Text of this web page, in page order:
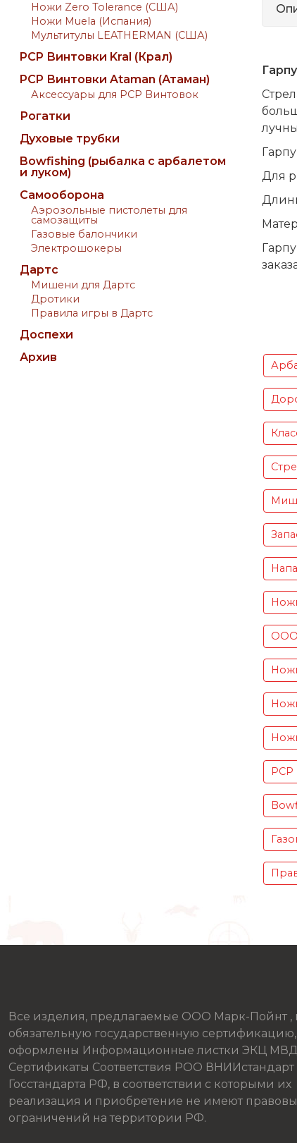
Ножи Zero Tolerance (США)
Ножи Muela (Испания)
Мультитулы LEATHERMAN (США)
PCP Винтовки Kral (Крал)
PCP Винтовки Ataman (Атаман)
Аксессуары для PCP Винтовок
Рогатки
Духовые трубки
Bowfishing (рыбалка с арбалетом
и луком)
Самооборона
Аэрозольные пистолеты для
самозащиты
Газовые балончики
Электрошокеры
Дартс
Мишени для Дартс
Дротики
Правила игры в Дартс
Доспехи
Архив
Для
ООО
Все изделия, предлагаемые ООО Марк-Пойнт ,
обязательную государственную
оформлены Информационные листки ЭКЦ
Сертификаты Соответствия РОО ВНИИстандарт
Госстандарта РФ, в соответствии с которыми их
реализация и приобретение не имеют
ограничений на территории РФ.